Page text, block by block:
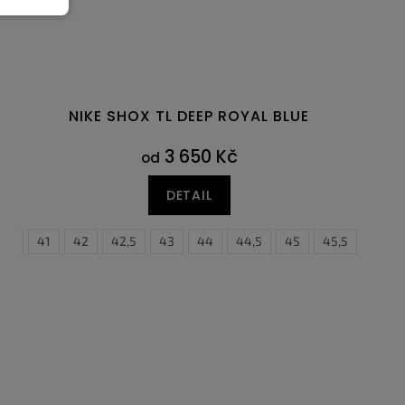
NIKE SHOX TL DEEP ROYAL BLUE
od 3 650 Kč
DETAIL
41 42 42,5 43 44 44,5 45 45,5